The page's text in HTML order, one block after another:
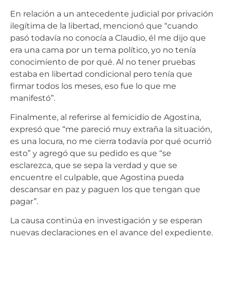
En relación a un antecedente judicial por privación
ilegítima de la libertad, mencionó que “cuando
pasó todavía no conocía a Claudio, él me dijo que
era una cama por un tema político, yo no tenía
conocimiento de por qué. Al no tener pruebas
estaba en libertad condicional pero tenía que
firmar todos los meses, eso fue lo que me
manifestó”.
Finalmente, al referirse al femicidio de Agostina,
expresó que “me pareció muy extraña la situación,
es una locura, no me cierra todavía por qué ocurrió
esto” y agregó que su pedido es que “se
esclarezca, que se sepa la verdad y que se
encuentre el culpable, que Agostina pueda
descansar en paz y paguen los que tengan que
pagar”.
La causa continúa en investigación y se esperan
nuevas declaraciones en el avance del expediente.